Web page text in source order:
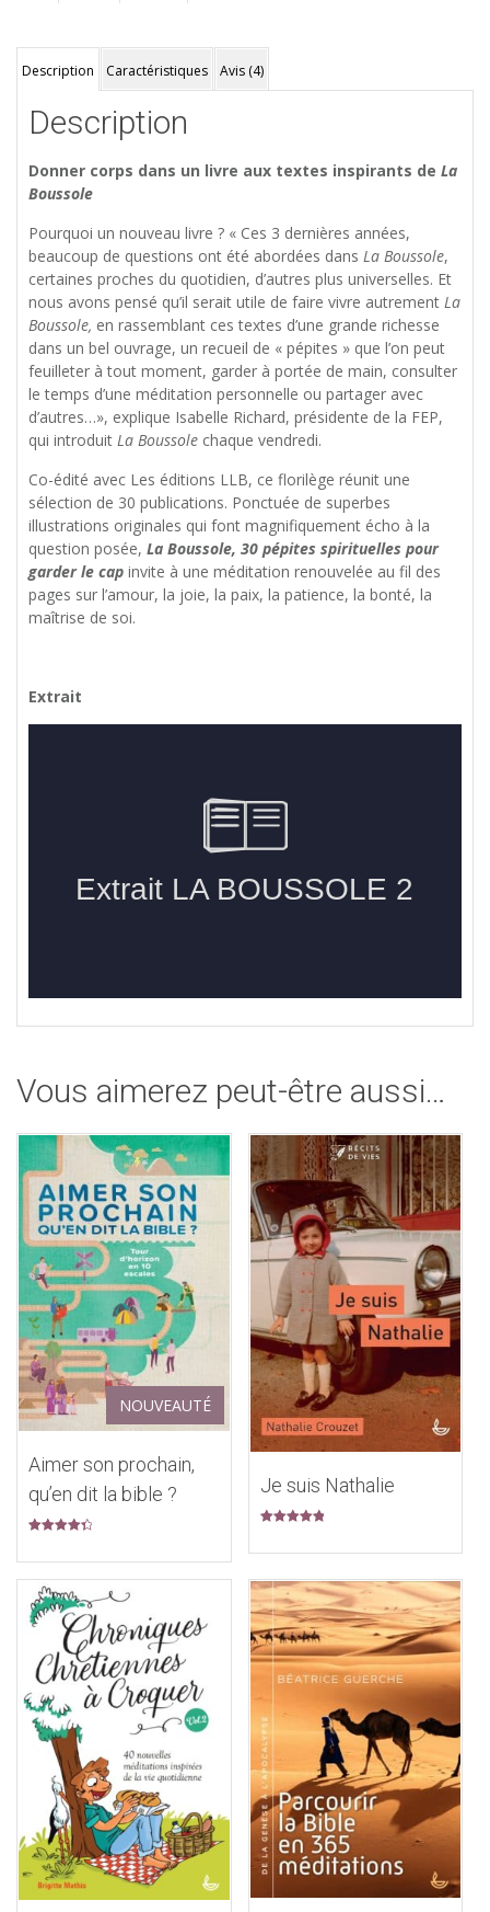
Description Caractéristiques Avis (4)
Description
Donner corps dans un livre aux textes inspirants de La
Boussole
Pourquoi un nouveau livre ? « Ces 3 dernières années,
beaucoup de questions ont été abordées dans La Boussole,
certaines proches du quotidien, d’autres plus universelles. Et
nous avons pensé qu’il serait utile de faire vivre autrement La
Boussole, en rassemblant ces textes d’une grande richesse
dans un bel ouvrage, un recueil de « pépites » que l’on peut
feuilleter à tout moment, garder à portée de main, consulter
le temps d’une méditation personnelle ou partager avec
d’autres…», explique Isabelle Richard, présidente de la FEP,
qui introduit La Boussole chaque vendredi.
Co-édité avec Les éditions LLB, ce florilège réunit une
sélection de 30 publications. Ponctuée de superbes
illustrations originales qui font magnifiquement écho à la
question posée, La Boussole, 30 pépites spirituelles pour
garder le cap invite à une méditation renouvelée au fil des
pages sur l’amour, la joie, la paix, la patience, la bonté, la
maîtrise de soi.
Extrait
Vous aimerez peut-être aussi…
NOUVEAUTÉ
Aimer son prochain,
qu’en dit la bible ?
Je suis Nathalie